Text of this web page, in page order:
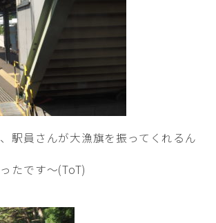
駅員さんが大漁旗を振ってくれるん
たです〜(ToT)